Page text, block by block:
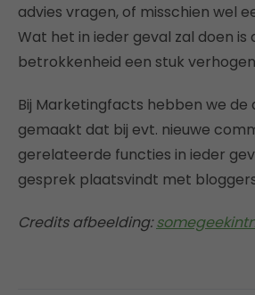
advies vragen, of misschien wel
Wat het in ieder geval zal doen
betrokkenheid een stuk
Bij Marketingfacts hebben we de
gemaakt dat bij evt. nieuwe
gerelateerde functies in ieder
gesprek plaatsvindt met
Credits afbeelding: